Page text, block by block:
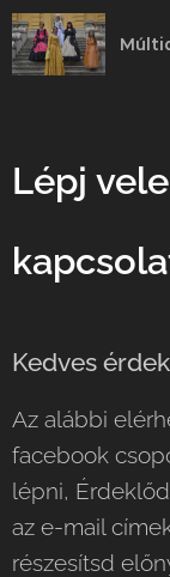
Lépj
Kedves
Az alábbi
facebook
lépni,
az e-mail
részesítsd